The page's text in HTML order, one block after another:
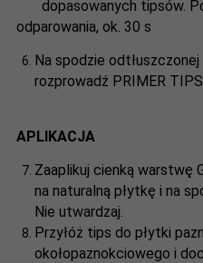
dopasowanych tipsów.
odparowania, ok. 30 s
Na spodzie
rozprowadź PRIMER
APLIKACJA
Zaaplikuj cienką warstwę
na naturalną płytkę i na
Nie utwardzaj.
Przyłóż tips do płytki
okołopaznokciowego i